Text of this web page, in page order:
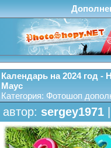
Календарь на 2024 год -
Маус
Категория: Фотошоп
автор: sergey1971